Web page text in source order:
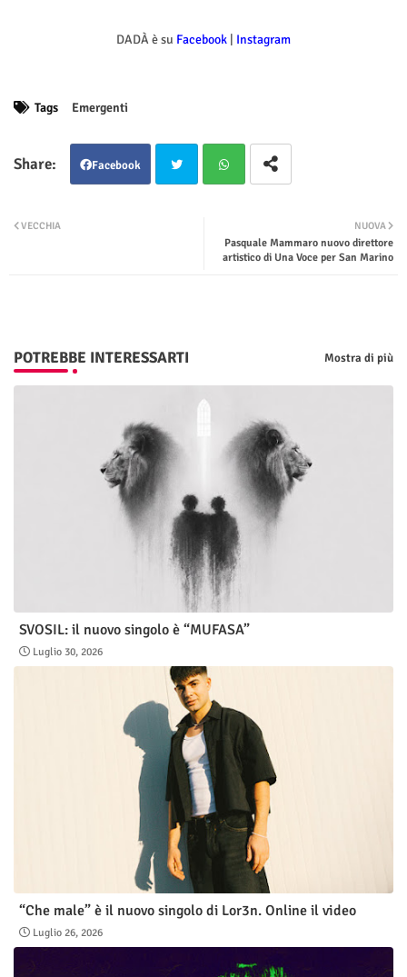
DADÀ è su Facebook Instagram
Tags Emergenti
Facebook
tsap
NUOVA
Pasquale Mammaro nuovo direttore
artistico di Una Voce per San Marino
VECCHIA
POTREBBE INTERESSARTI Mostra di più
SVOSIL: il nuovo singolo è “MUFASA”
Luglio 30, 2026
“Che male” è il nuovo singolo di Lor3n. Online il video
Luglio 26, 2026